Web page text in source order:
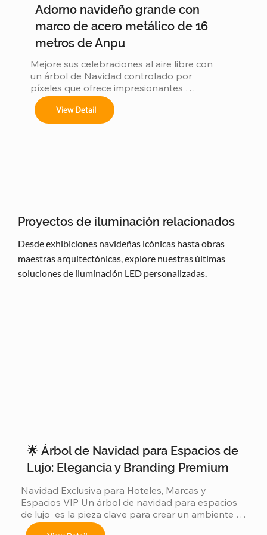
Adorno navideño grande con
marco de acero metálico de 16
metros de Anpu
Mejore sus celebraciones al aire libre con
un árbol de Navidad controlado por
píxeles que ofrece impresionantes
exhibiciones de luces programables en
cualquier tamaño.
View Detail
Proyectos de iluminación relacionados
Desde exhibiciones navideñas icónicas hasta obras
maestras arquitectónicas, explore nuestras últimas
soluciones de iluminación LED personalizadas.
🌟 Árbol de Navidad para Espacios de
Lujo: Elegancia y Branding Premium
Navidad Exclusiva para Hoteles, Marcas y
Espacios VIP Un árbol de navidad para espacios
de lujo  es la pieza clave para crear un ambiente
sofisticado y memorable en la temporada